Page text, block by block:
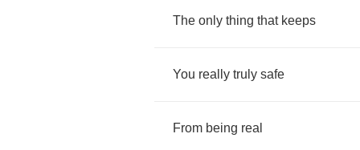
The only thing that keeps
You really truly safe
From being real